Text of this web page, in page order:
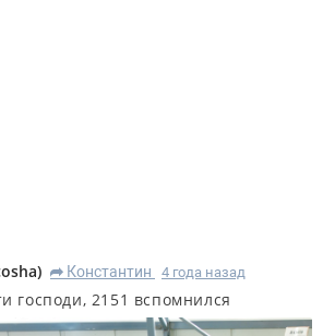
) R Константин 4 года назад
господи, 2151 вспомнился